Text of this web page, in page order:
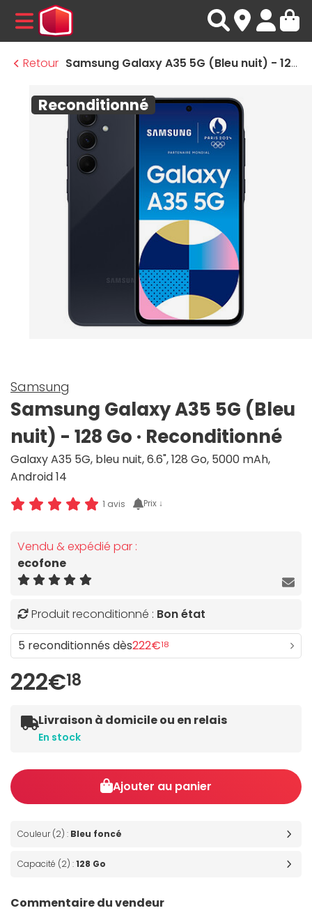
MENU
Retour
Samsung Galaxy A35 5G (Bleu nuit) - 128 Go · Reconditionné
Reconditionné
Samsung
Samsung Galaxy A35 5G (Bleu
nuit) - 128 Go · Reconditionné
Galaxy A35 5G, bleu nuit, 6.6", 128 Go, 5000 mAh,
Android 14
1 avis Prix ↓
Vendu & expédié par :
ecofone
Produit reconditionné : Bon état
5 reconditionnés dès222€18
222€18
Livraison à domicile ou en relais
En stock
Ajouter au panier
Couleur (2) : Bleu foncé
Capacité (2) :128 Go
Commentaire du vendeur